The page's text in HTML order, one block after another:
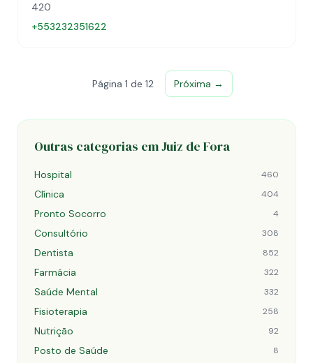
420
+553232351622
Página 1 de 12 Próxima →
Outras categorias em Juiz de Fora
Hospital 460
Clínica 404
Pronto Socorro 4
Consultório 308
Dentista 852
Farmácia 322
Saúde Mental 332
Fisioterapia 258
Nutrição 92
Posto de Saúde 8